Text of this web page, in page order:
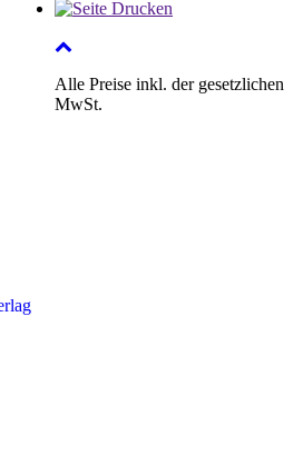
Alle Preise inkl. der gesetzlichen
MwSt.